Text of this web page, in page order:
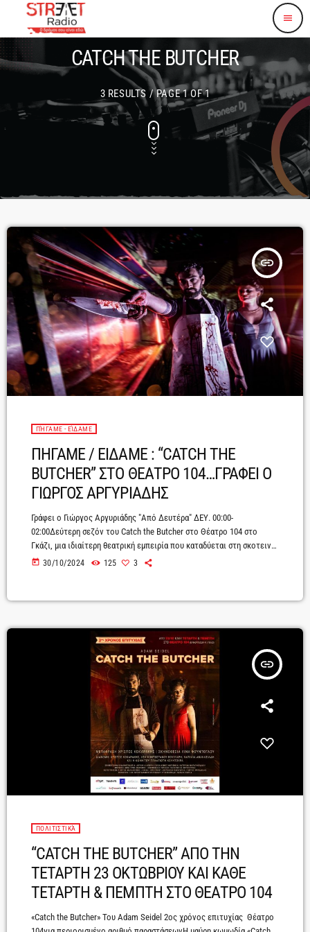
menu
CATCH THE BUTCHER
3 RESULTS / PAGE 1 OF 1
insert_link
ΠΉΓΑΜΕ - ΕΊΔΑΜΕ
ΠΗΓΑΜΕ / ΕΙΔΑΜΕ : “CATCH THE
BUTCHER” ΣΤΟ ΘΕΑΤΡΟ 104…ΓΡΑΦΕΙ Ο
ΓΙΩΡΓΟΣ ΑΡΓΥΡΙΑΔΗΣ
Γράφει o Γιώργος Αργυριάδης "Από Δευτέρα" ΔΕΥ. 00:00-
02:00Δεύτερη σεζόν του Catch the Butcher στο Θέατρο 104 στο
Γκάζι, μια ιδιαίτερη θεατρική εμπειρία που καταδύεται στη σκοτεινή
πλευρά των ανθρώπινων σχέσεων, μέσα από τη σχέση μεταξύ μιας
χιούμορ με έντονη ψυχολογική φόρτιση, προσκαλώντας το κοινό σε
today 30/10/2024 125 3
insert_link
ΠΟΛΙΤΙΣΤΙΚΆ
“CATCH THE BUTCHER” ΑΠΟ ΤΗΝ
ΤΕΤΑΡΤΗ 23 ΟΚΤΩΒΡΙΟΥ ΚΑΙ ΚΑΘΕ
ΤΕΤΑΡΤΗ & ΠΕΜΠΤΗ ΣΤΟ ΘΕΑΤΡΟ 104
«Catch the Butcher» Του Adam Seidel 2ος χρόνος επιτυχίας Θέατρο